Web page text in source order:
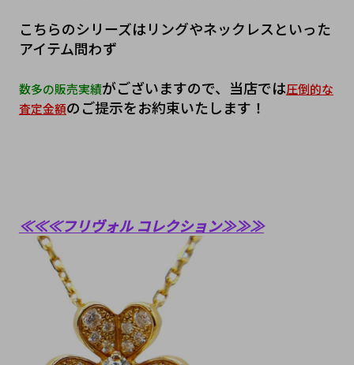
こちらのシリーズはリングやネックレスといった
アイテム問わず
数多の販売実績がございますので、当店では圧倒的な
査定金額のご提示をお約束いたします！
≪≪≪フリヴォル コレクション≫≫≫